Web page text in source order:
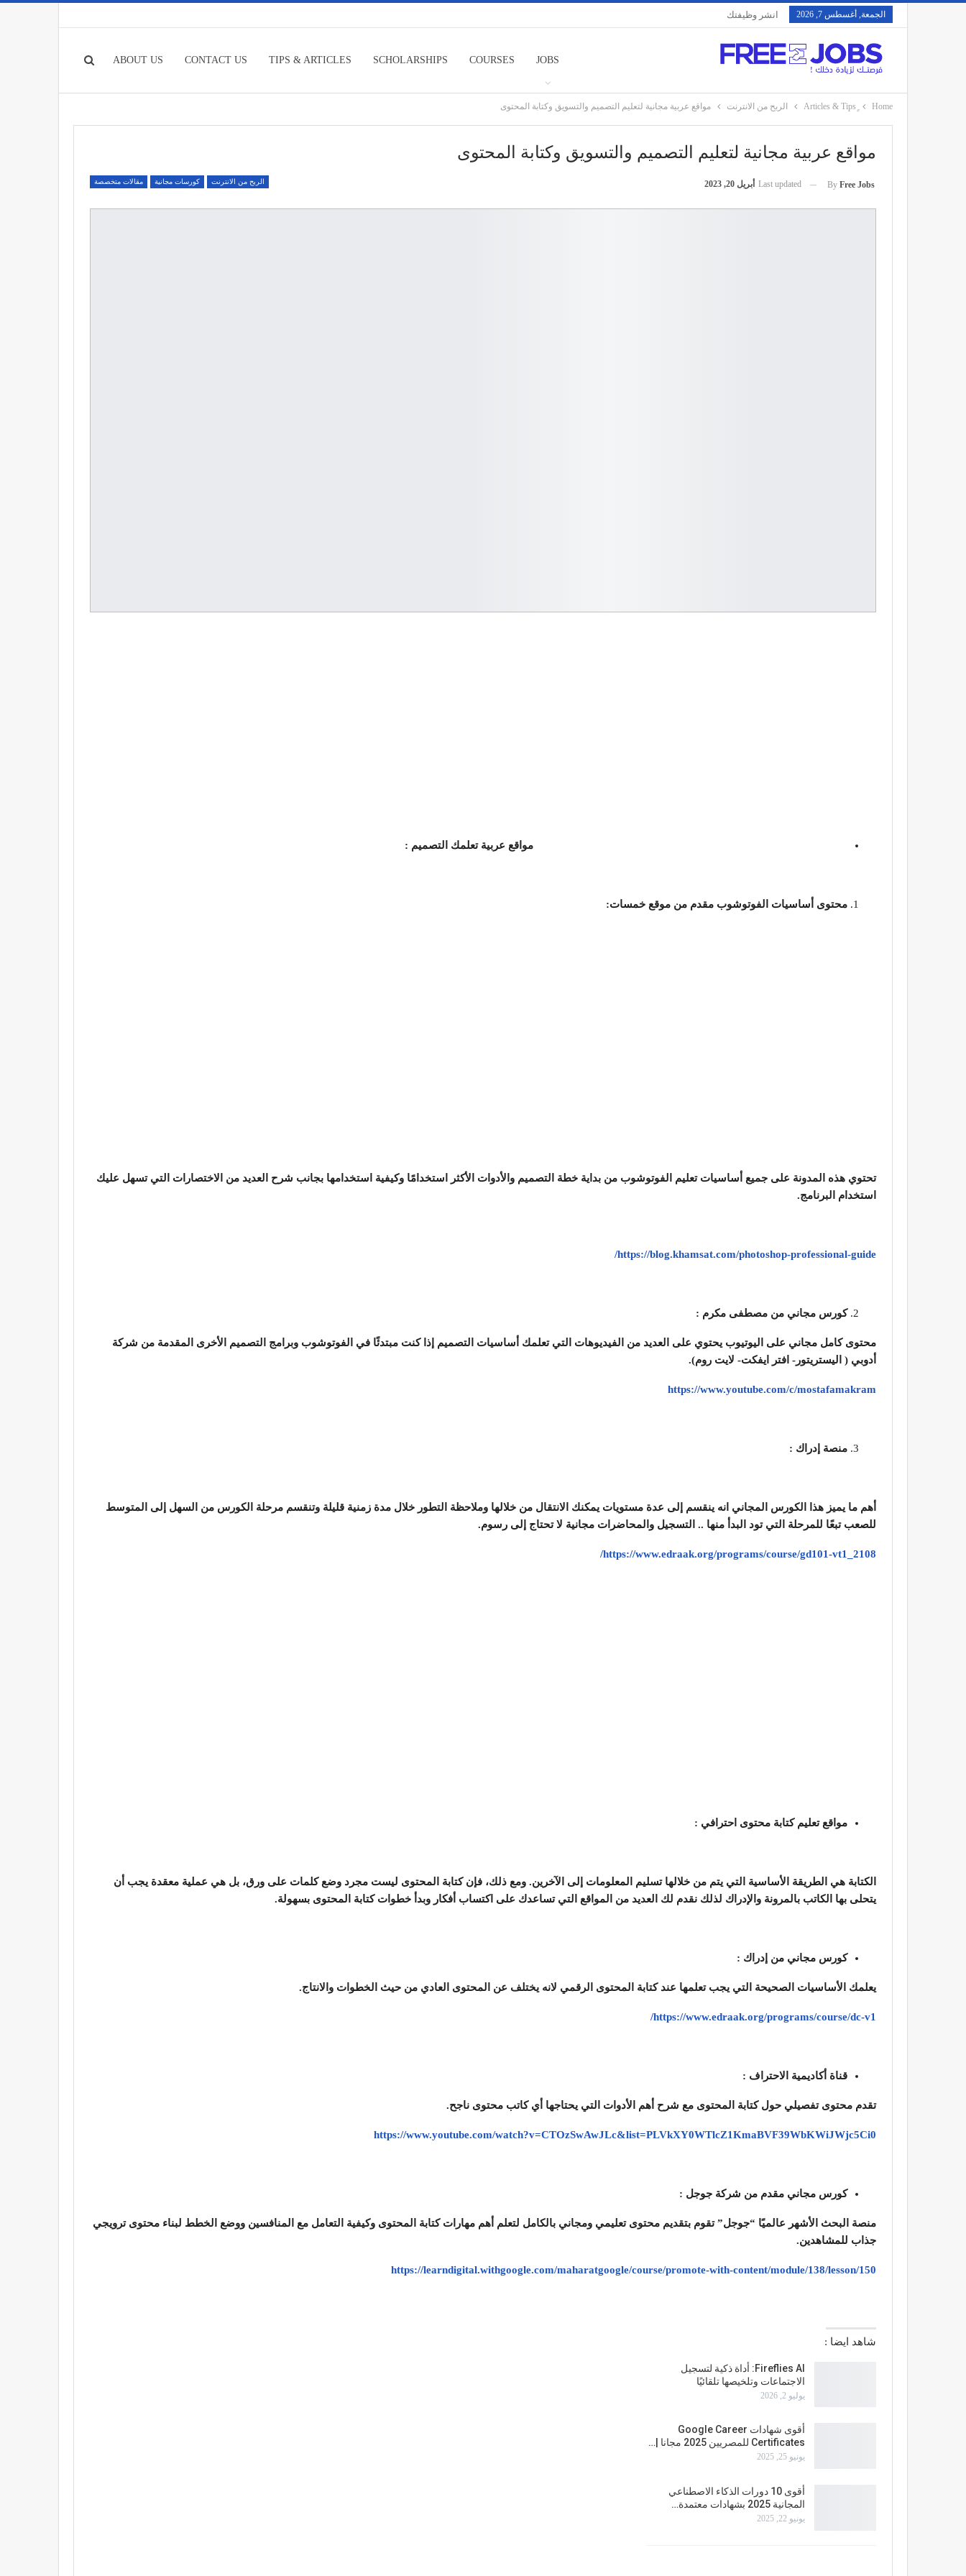
الجمعة, أغسطس 7, 2026 انشر وظيفتك
JOBS
COURSES
SCHOLARSHIPS
TIPS & ARTICLES
CONTACT US
ABOUT US
Home الربح من الانترنت مواقع عربية مجانية لتعليم التصميم والتسويق وكتابة المحتوى
مواقع عربية مجانية لتعليم التصميم والتسويق وكتابة المحتوى
الربح من الانترنت كورسات مجانية مقالات متخصصة By Free Jobs
Last updated أبريل 20, 2023
مواقع عربية تعلمك التصميم :
محتوى أساسيات الفوتوشوب مقدم من موقع خمسات:
تحتوي هذه المدونة على جميع أساسيات تعليم الفوتوشوب من بداية خطة التصميم والأدوات الأكثر استخدامًا وكيفية استخدامها بجانب شرح العديد من الاختصارات التي تسهل عليك
استخدام البرنامج.
https://blog.khamsat.com/photoshop-professional-guide
/
كورس مجاني من مصطفى مكرم :
محتوى كامل مجاني على اليوتيوب يحتوي على العديد من الفيديوهات التي تعلمك أساسيات التصميم إذا كنت مبتدئًا في الفوتوشوب وبرامج التصميم الأخرى المقدمة من شركة
أدوبي ( اليستريتور- افتر ايفكت- لايت روم).
https://www.youtube.com/c/mostafamakram
منصة إدراك :
أهم ما يميز هذا الكورس المجاني انه ينقسم إلى عدة مستويات يمكنك الانتقال من خلالها وملاحظة التطور خلال مدة زمنية قليلة وتنقسم مرحلة الكورس من السهل إلى المتوسط
للصعب تبعًا للمرحلة التي تود البدأ منها .. التسجيل والمحاضرات مجانية لا تحتاج إلى رسوم.
https://www.edraak.org/programs/course/gd101-vt1_2108
/
مواقع تعليم كتابة محتوى احترافي :
الكتابة هي الطريقة الأساسية التي يتم من خلالها تسليم المعلومات إلى الآخرين. ومع ذلك، فإن كتابة المحتوى ليست مجرد وضع كلمات على ورق، بل هي عملية معقدة يجب أن
يتحلى بها الكاتب بالمرونة والإدراك لذلك نقدم لك العديد من المواقع التي تساعدك على اكتساب أفكار وبدأ خطوات كتابة المحتوى بسهولة.
كورس مجاني من إدراك :
يعلمك الأساسيات الصحيحة التي يجب تعلمها عند كتابة المحتوى الرقمي لانه يختلف عن المحتوى العادي من حيث الخطوات والانتاج.
https://www.edraak.org/programs/course/dc-v1
/
قناة أكاديمية الاحتراف :
تقدم محتوى تفصيلي حول كتابة المحتوى مع شرح أهم الأدوات التي يحتاجها أي كاتب محتوى ناجح.
https://www.youtube.com/watch?v=CTOzSwAwJLc&list=PLVkXY0WTlcZ1KmaBVF39WbKWiJWjc5Ci0
كورس مجاني مقدم من شركة جوجل :
منصة البحث الأشهر عالميًا “جوجل” تقوم بتقديم محتوى تعليمي ومجاني بالكامل لتعلم أهم مهارات كتابة المحتوى وكيفية التعامل مع المنافسين ووضع الخطط لبناء محتوى ترويجي
جذاب للمشاهدين.
https://learndigital.withgoogle.com/maharatgoogle/course/promote-with-content/module/138/lesson/150
شاهد ايضا :
Fireflies AI: أداة ذكية لتسجيل
الاجتماعات وتلخيصها تلقائيًا
يوليو 2, 2026
أقوى شهادات Google Career
Certificates للمصريين 2025 مجانا |…
يونيو 25, 2025
أقوى 10 دورات الذكاء الاصطناعي
المجانية 2025 بشهادات معتمدة…
يونيو 22, 2025